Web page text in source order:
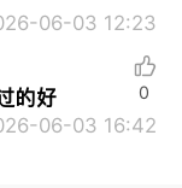
06-03 12:23
的好
06-03 16:42
0